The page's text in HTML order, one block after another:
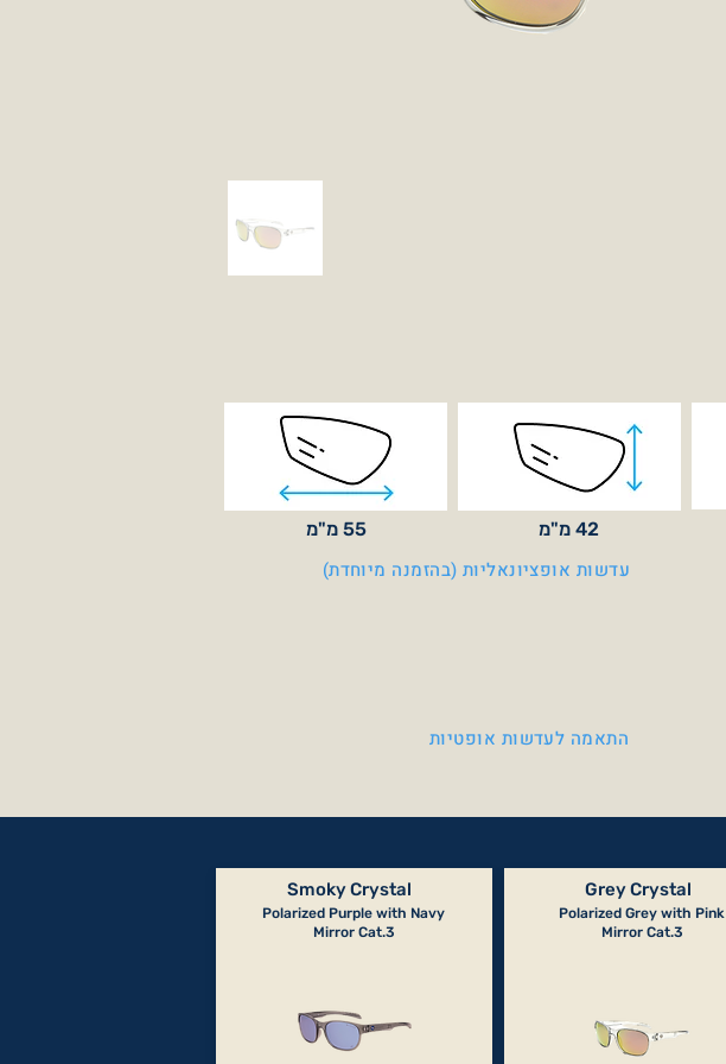
55 מ"מ 42 מ"מ
עדשות אופציונאליות (בהזמנה מיוחדת)
התאמה לעדשות אופטיות
Smoky Crystal
Polarized Purple with Navy
Mirror Cat.3
Grey Crystal
Polarized Grey with Pink
Mirror Cat.3